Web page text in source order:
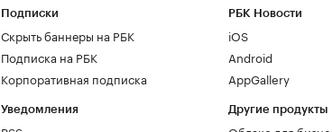
Подписки
Скрыть баннеры на РБК
Подписка на РБК
Корпоративная подписка
Уведомления
РБК Новости
iOS
Android
AppGallery
Другие продукты